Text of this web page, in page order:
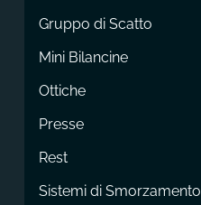
Gruppo di Scatto
Mini Bilancine
Ottiche
Presse
Rest
Sistemi di Smorzamento